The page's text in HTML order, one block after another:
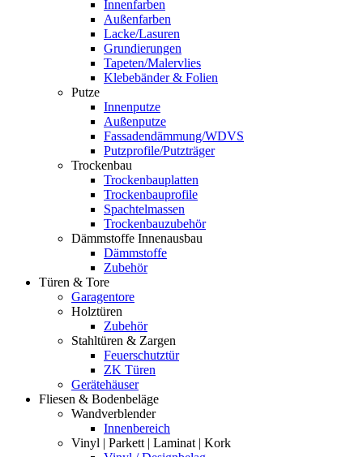
Innenfarben
Außenfarben
Lacke/Lasuren
Grundierungen
Tapeten/Malervlies
Klebebänder & Folien
Putze
Innenputze
Außenputze
Fassadendämmung/WDVS
Putzprofile/Putzträger
Trockenbau
Trockenbauplatten
Trockenbauprofile
Spachtelmassen
Trockenbauzubehör
Dämmstoffe Innenausbau
Dämmstoffe
Zubehör
Türen & Tore
Garagentore
Holztüren
Zubehör
Stahltüren & Zargen
Feuerschutztür
ZK Türen
Gerätehäuser
Fliesen & Bodenbeläge
Wandverblender
Innenbereich
Vinyl | Parkett | Laminat | Kork